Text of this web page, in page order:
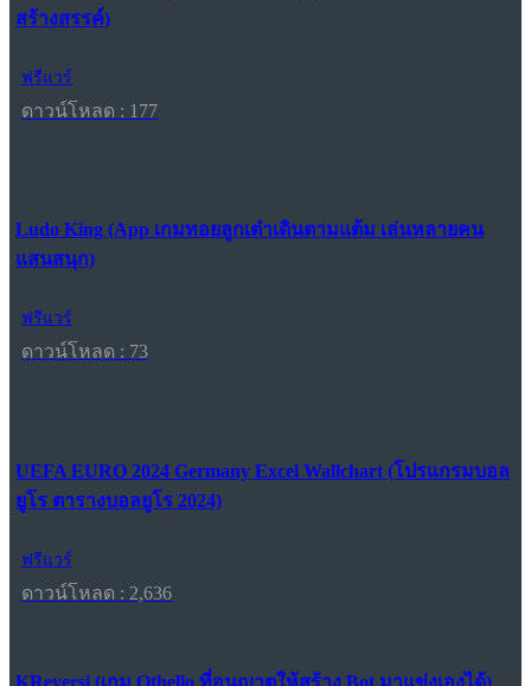
สร้างสรรค์)
ฟรีแวร์
ดาวน์โหลด : 177
Ludo King (App เกมทอยลูกเต๋าเดินตามแต้ม เล่นหลายคน
แสนสนุก)
ฟรีแวร์
ดาวน์โหลด : 73
UEFA EURO 2024 Germany Excel Wallchart (โปรแกรมบอล
ยูโร ตารางบอลยูโร 2024)
ฟรีแวร์
ดาวน์โหลด : 2,636